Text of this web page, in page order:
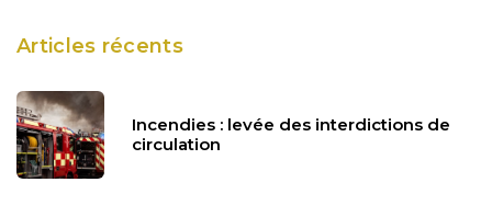
Articles récents
Incendies : levée des interdictions de
circulation